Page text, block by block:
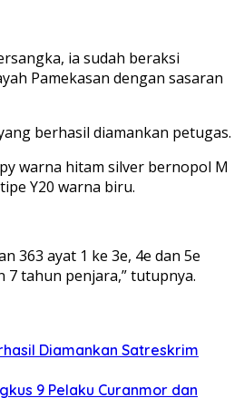
ia sudah beraksi
Pamekasan dengan sasaran
berhasil diamankan petugas.
warna hitam silver bernopol M
Y20 warna biru.
363 ayat 1 ke 3e, 4e dan 5e
7 tahun penjara,” tutupnya.
Diamankan Satreskrim
9 Pelaku Curanmor dan